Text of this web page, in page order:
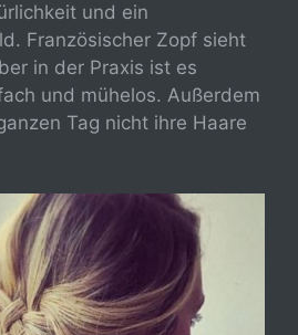
und ein
Französischer Zopf sieht
in der Praxis ist es
und mühelos. Außerdem
Tag nicht ihre Haare